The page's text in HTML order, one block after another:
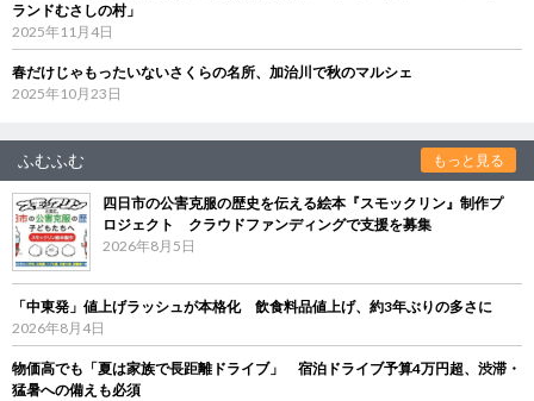
ランドむさしの村」
2025年11月4日
春だけじゃもったいないさくらの名所、加治川で秋のマルシェ
2025年10月23日
ふむふむ もっと見る
四日市の公害克服の歴史を伝える絵本『スモックリン』制作プ
ロジェクト クラウドファンディングで支援を募集
2026年8月5日
「中東発」値上げラッシュが本格化 飲食料品値上げ、約3年ぶりの多さに
2026年8月4日
物価高でも「夏は家族で長距離ドライブ」 宿泊ドライブ予算4万円超、渋滞・
猛暑への備えも必須